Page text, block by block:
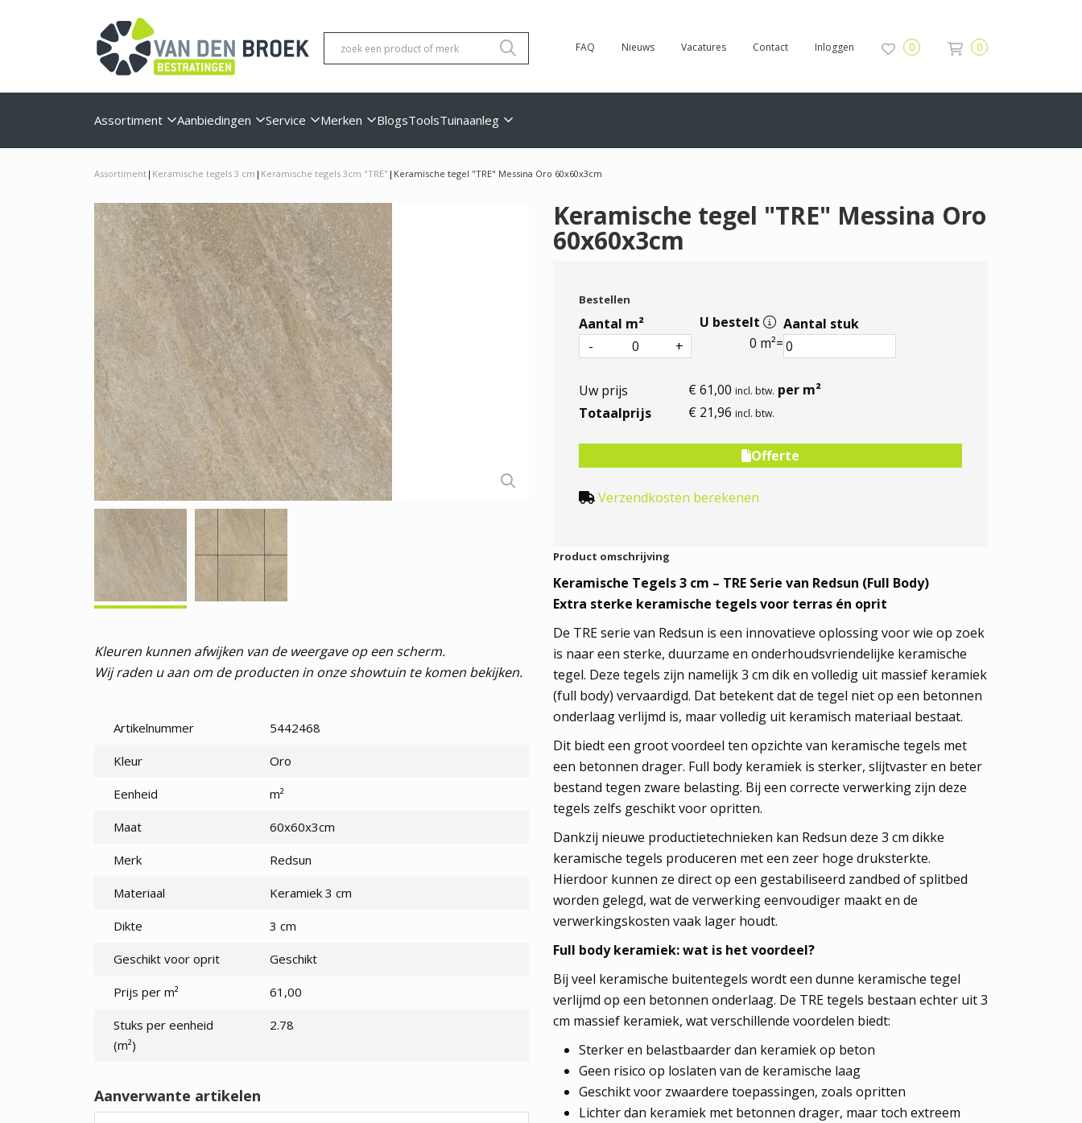
FAQ Nieuws Vacatures Contact Inloggen 0 0
Assortiment Aanbiedingen Service Merken BlogsToolsTuinaanleg
Assortiment | Keramische tegels 3 cm | Keramische tegels 3cm "TRE" | Keramische tegel "TRE" Messina Oro 60x60x3cm
Kleuren kunnen afwijken van de weergave op een scherm.
Wij raden u aan om de producten in onze showtuin te komen bekijken.
Artikelnummer 5442468
Kleur Oro
Eenheid m²
Maat 60x60x3cm
Merk Redsun
Materiaal Keramiek 3 cm
Dikte 3 cm
Geschikt voor oprit Geschikt
Prijs per m² 61,00
Stuks per eenheid
(m²)
2.78
Aanverwante artikelen
Keramische tegel "TRE" Messina Oro
60x60x3cm
Bestellen
Aantal m²
U bestelt
0 m²=
Aantal stuk
Uw prijs € 61,00 incl. btw. per m²
Totaalprijs
€ 21,96 incl. btw.
In winkelwagen
Offerte
Verzendkosten berekenen
Product omschrijving
Keramische Tegels 3 cm – TRE Serie van Redsun (Full Body)
Extra sterke keramische tegels voor terras én oprit
De TRE serie van Redsun is een innovatieve oplossing voor wie op zoek
is naar een sterke, duurzame en onderhoudsvriendelijke keramische
tegel. Deze tegels zijn namelijk 3 cm dik en volledig uit massief keramiek
(full body) vervaardigd. Dat betekent dat de tegel niet op een betonnen
onderlaag verlijmd is, maar volledig uit keramisch materiaal bestaat.
Dit biedt een groot voordeel ten opzichte van keramische tegels met
een betonnen drager. Full body keramiek is sterker, slijtvaster en beter
bestand tegen zware belasting. Bij een correcte verwerking zijn deze
tegels zelfs geschikt voor opritten.
Dankzij nieuwe productietechnieken kan Redsun deze 3 cm dikke
keramische tegels produceren met een zeer hoge druksterkte.
Hierdoor kunnen ze direct op een gestabiliseerd zandbed of splitbed
worden gelegd, wat de verwerking eenvoudiger maakt en de
verwerkingskosten vaak lager houdt.
Full body keramiek: wat is het voordeel?
Bij veel keramische buitentegels wordt een dunne keramische tegel
verlijmd op een betonnen onderlaag. De TRE tegels bestaan echter uit 3
cm massief keramiek, wat verschillende voordelen biedt:
Sterker en belastbaarder dan keramiek op beton
Geen risico op loslaten van de keramische laag
Geschikt voor zwaardere toepassingen, zoals opritten
Lichter dan keramiek met betonnen drager, maar toch extreem